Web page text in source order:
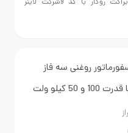
تهیه و نصب براکت روکار با کد 9شرکت لاینر
سه فاز
20000 ولت با قدرت 100 و 50 کیلو ولت
فنی